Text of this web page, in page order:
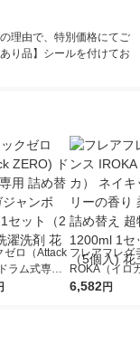
理由で、特別価格にてご
り品】シールを付けてお
ゼロ（Attack
ラム式専用
メガジャン
フレアフレグ
ROKA（イロ
イキッドリリ
6,582円